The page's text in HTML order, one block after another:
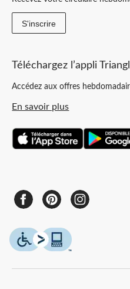
S'inscrire
Téléchargez l’appli
Accédez aux offres
En savoir plus